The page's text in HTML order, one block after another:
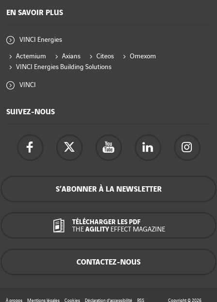
EN SAVOIR PLUS
VINCI Energies
Actemium Axians Citeos
Omexom
VINCI Energies Building Solutions
VINCI
SUIVEZ-NOUS
S’ABONNER À LA NEWSLETTER
TÉLÉCHARGER LES PDF
THE AGILITY EFFECT MAGAZINE
CONTACTEZ-NOUS
À propos Mentions légales Cookies Déclaration d’accessibilité RSS Copyright © 2026